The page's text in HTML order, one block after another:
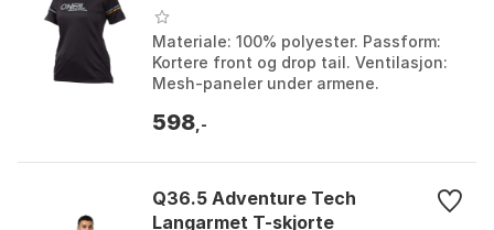
Materiale: 100% polyester. Passform:
Kortere front og drop tail. Ventilasjon:
Mesh-paneler under armene.
med glidelås. Farg...
598 ,-
Q36.5 Adventure Tech
Langarmet T-skjorte